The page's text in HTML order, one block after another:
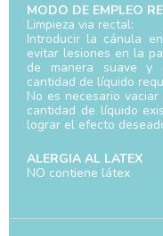
MODO DE EMPLEO
Limpieza via rectal:
Introducir la cánula
evitar lesiones en la
de manera suave y
cantidad de líquido
No es necesario
cantidad de líquido
lograr el efecto
ALERGIA AL LATEX
NO contiene látex